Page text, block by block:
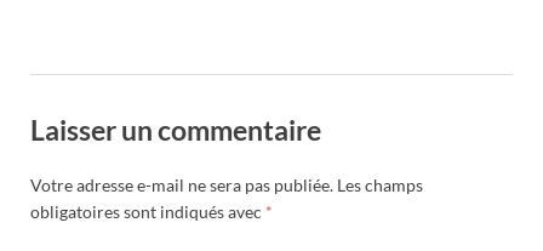
Laisser un commentaire
Votre adresse e-mail ne sera pas publiée. Les champs
obligatoires sont indiqués avec *